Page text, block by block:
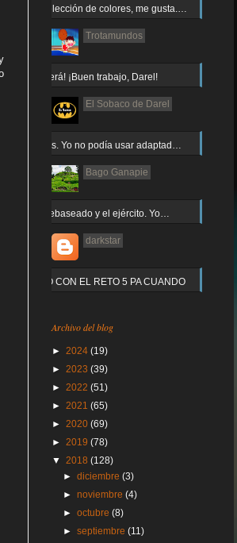
Muy buena elección de colores, me gusta.…
Trotamundos
no caerá! ¡Buen trabajo, Darel!
El Sobaco de Darel
Jajaja gracias. Yo no podía usar adaptad…
Bago Ganapie
Increíble el rebaseado y el ejército. Yo…
darkstar
Y QUE PASO CON EL RETO 5 PA CUANDO
Archivo del blog
► 2024 (19)
► 2023 (39)
► 2022 (51)
► 2021 (65)
► 2020 (69)
► 2019 (78)
▼ 2018 (128)
►diciembre(3)
►noviembre(4)
►octubre(8)
►septiembre(11)